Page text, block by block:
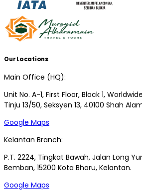
Our Locations
Main Office (HQ):
Unit No. A-1, First Floor, Block 1,
Tinju 13/50, Seksyen 13, 40100 Shah
Google Maps
Kelantan Branch:
P.T. 2224, Tingkat Bawah, Jalan Long
Bemban, 15200 Kota Bharu, Kelantan.
Google Maps